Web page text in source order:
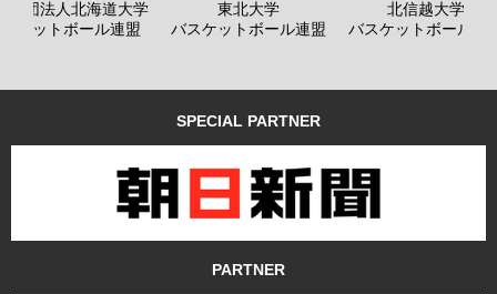
社団法人北海道大学
ケットボール連盟
東北大学
バスケットボール連盟
北信越大学
バスケットボール連
SPECIAL PARTNER
PARTNER